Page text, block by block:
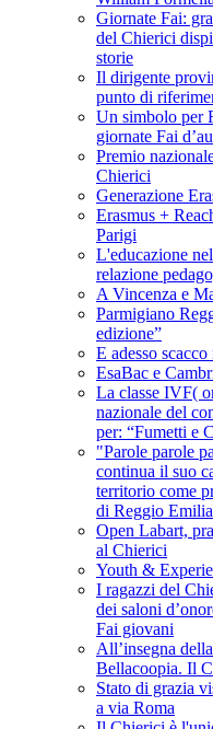
Giornate Fai:
del Chierici
storie
Il dirigente
punto di
Un simbolo per
giornate Fai
Premio
Chierici
Generazione
Erasmus +
Parigi
L'educazione
relazione
A Vincenza e
Parmigiano
edizione”
E adesso scacco
EsaBac e
La classe IVF(
nazionale del
per: “Fumetti e
"Parole parole
continua il suo
territorio come
di Reggio
Open Labart,
al Chierici
Youth &
I ragazzi del
dei saloni
Fai giovani
All’insegna
Bellacoopia. Il
Stato di grazia
a via Roma